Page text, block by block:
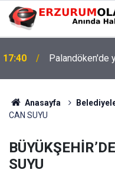
17:40 Palandöken'de
Anasayfa
CAN SUYU
SUYU